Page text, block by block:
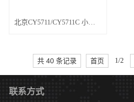
北京CY5711/CY5711C 小面积针式雾化阀
共 40 条记录 首页 1/2
联系方式